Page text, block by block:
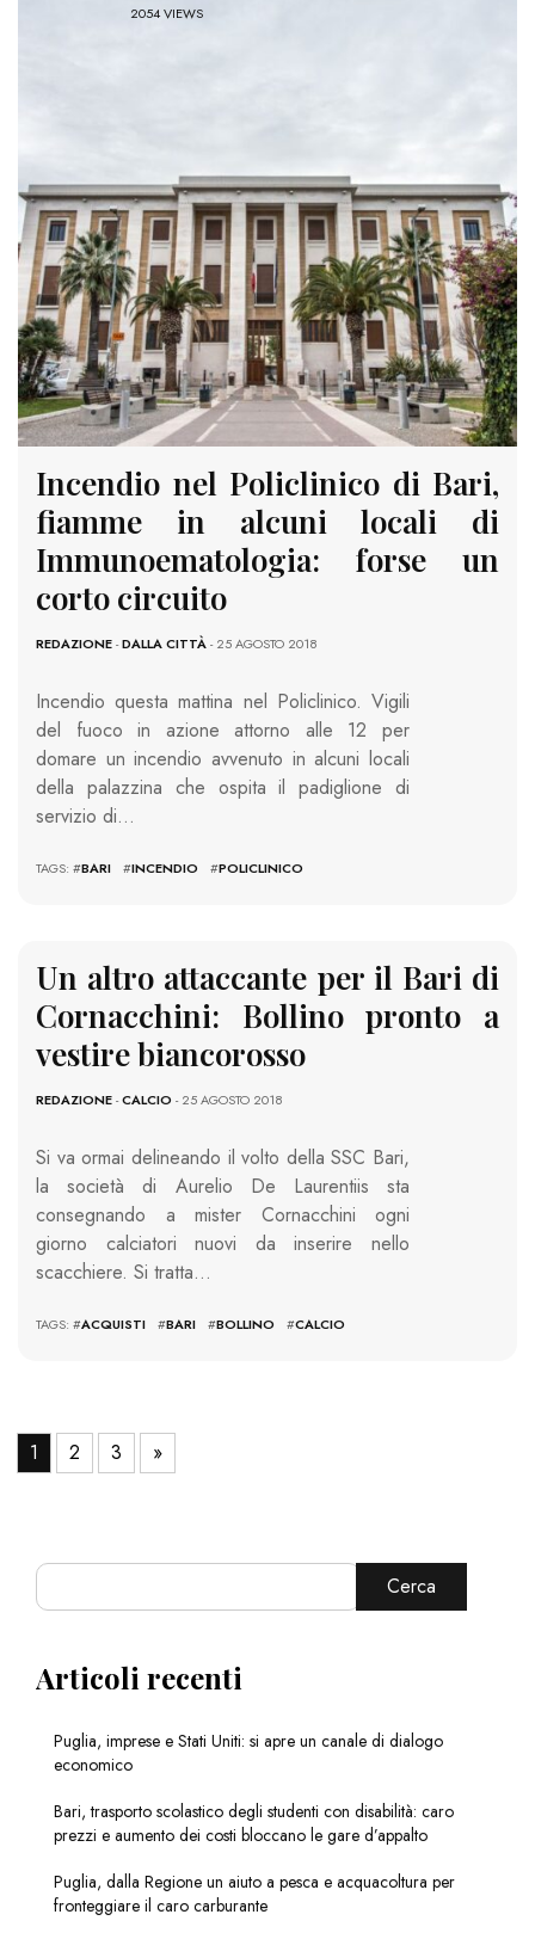
2054 VIEWS
Incendio nel Policlinico di Bari,
fiamme in alcuni locali di
Immunoematologia: forse un
corto circuito
REDAZIONE-DALLA CITTÀ- 25 AGOSTO 2018
Incendio questa mattina nel Policlinico. Vigili
del fuoco in azione attorno alle 12 per
domare un incendio avvenuto in alcuni locali
della palazzina che ospita il padiglione di
servizio di…
TAGS: #BARI #INCENDIO #POLICLINICO
Un altro attaccante per il Bari di
Cornacchini: Bollino pronto a
vestire biancorosso
REDAZIONE-CALCIO - 25 AGOSTO 2018
Si va ormai delineando il volto della SSC Bari,
la società di Aurelio De Laurentiis sta
consegnando a mister Cornacchini ogni
giorno calciatori nuovi da inserire nello
scacchiere. Si tratta…
TAGS: #ACQUISTI #BARI #BOLLINO #CALCIO
1 2 3 »
Cerca
Articoli recenti
Puglia, imprese e Stati Uniti: si apre un canale di dialogo
economico
Bari, trasporto scolastico degli studenti con disabilità: caro
prezzi e aumento dei costi bloccano le gare d’appalto
Puglia, dalla Regione un aiuto a pesca e acquacoltura per
fronteggiare il caro carburante